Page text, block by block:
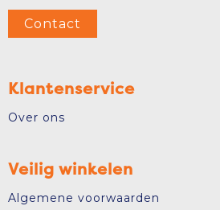
Contact
Klantenservice
Over ons
Veilig winkelen
Algemene voorwaarden